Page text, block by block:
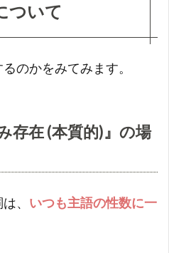
ついて
のかをみてみます。
存在 (本質的)』の場
、 いつも主語の性数に一